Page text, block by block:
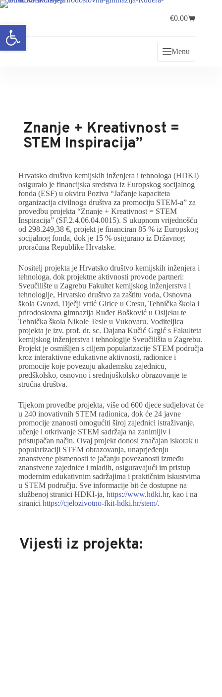
€0.00
Menu
Znanje + Kreativnost =
STEM Inspiracija”
Hrvatsko društvo kemijskih inženjera i tehnologa (HDKI)
osiguralo je financijska sredstva iz Europskog socijalnog
fonda (ESF) u okviru Poziva “Jačanje kapaciteta
organizacija civilnoga društva za promociju STEM-a” za
provedbu projekta “Znanje + Kreativnost = STEM
Inspiracija” (SF.2.4.06.04.0015). S ukupnom vrijednošću
od 298.249,38 €, projekt je financiran 85 % iz Europskog
socijalnog fonda, dok je 15 % osigurano iz Državnog
proračuna Republike Hrvatske.
Nositelj projekta je Hrvatsko društvo kemijskih inženjera i
tehnologa, dok projektne aktivnosti provode partneri:
Sveučilište u Zagrebu Fakultet kemijskog inženjerstva i
tehnologije, Hrvatsko društvo za zaštitu voda, Osnovna
škola Gvozd, Dječji vrtić Girice u Cresu, Tehnička škola i
prirodoslovna gimnazija Ruđer Bošković u Osijeku te
Tehnička škola Nikole Tesle u Vukovaru. Voditeljica
projekta je izv. prof. dr. sc. Dajana Kučić Grgić s Fakulteta
kemijskog inženjerstva i tehnologije Sveučilišta u Zagrebu.
Projekt je osmišljen s ciljem popularizacije STEM područja
kroz interaktivne edukativne aktivnosti, radionice i
promocije koje povezuju akademsku zajednicu,
predškolsko, osnovno i srednjoškolsko obrazovanje te
stručna društva.
Tijekom provedbe projekta, više od 600 djece sudjelovat će
u 240 inovativnih STEM radionica, dok će 24 javne
promocije znanosti omogućiti široj zajednici istraživanje,
učenje i otkrivanje STEM sadržaja na zanimljiv i
pristupačan način. Ovaj projekt donosi značajan iskorak u
popularizaciji STEM obrazovanja, unaprjeđenju
znanstvene pismenosti te jačanju povezanosti između
znanstvene zajednice i mladih, osiguravajući im pristup
modernim edukativnim sadržajima i praktičnim iskustvima
u STEM području. Sve informacije bit će dostupne na
službenoj stranici HDKI-ja, https://www.hdki.hr, kao i na
stranici https://cjelozivotno-fkit-hdki.hr/stem/.
Vijesti iz projekta:
Open toolbar